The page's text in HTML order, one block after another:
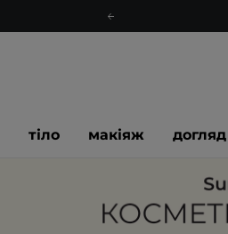
тіло макіяж догляд